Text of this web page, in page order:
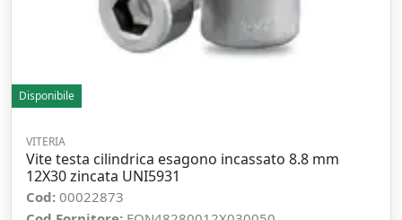
Disponibile
VITERIA
Vite testa cilindrica esagono incassato 8.8 mm
12X30 zincata UNI5931
Cod: 00022873